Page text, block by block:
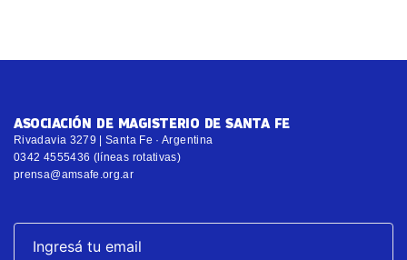
ASOCIACIÓN DE MAGISTERIO DE SANTA FE
Rivadavia 3279 | Santa Fe · Argentina
0342 4555436 (líneas rotativas)
prensa@amsafe.org.ar